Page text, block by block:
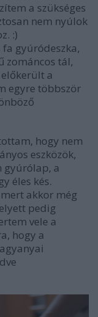
a szükséges
nem nyúlok
:)
gyúródeszka,
zománcos tál,
a
egyre többször
hogy nem
eszközök,
gyúrólap, a
éles kés.
akkor még
pedig
vele a
hogy a